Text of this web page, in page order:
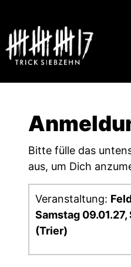
Bitte fülle das
aus, um Dich
Veranstaltung:
Samstag
(Trier)